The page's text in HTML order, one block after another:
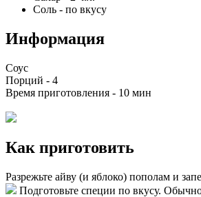
Соль - по вкусу
Информация
Соус
Порций - 4
Время приготовления - 10 мин
Как приготовить
Разрежьте айву (и яблоко) пополам и
Подготовьте специи по вкусу.